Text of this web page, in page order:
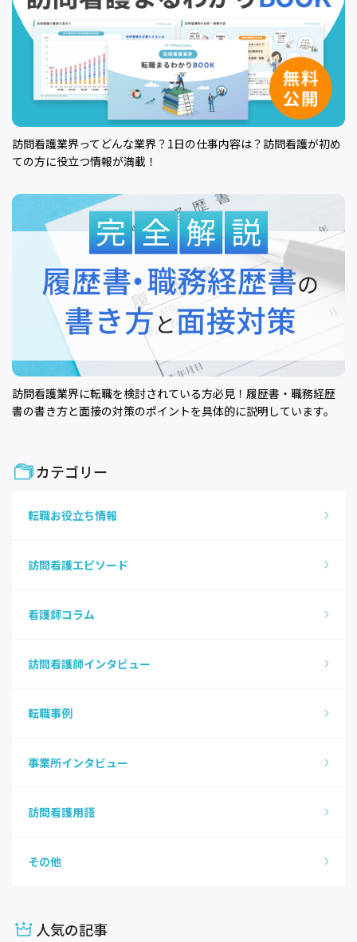
訪問看護業界ってどんな業界？1日の仕事内容は？訪問看護が初め
ての方に役立つ情報が満載！
訪問看護業界に転職を検討されている方必見！履歴書・職務経歴
書の書き方と面接の対策のポイントを具体的に説明しています。
カテゴリー
転職お役立ち情報
訪問看護エピソード
看護師コラム
訪問看護師インタビュー
転職事例
事業所インタビュー
訪問看護用語
その他
人気の記事